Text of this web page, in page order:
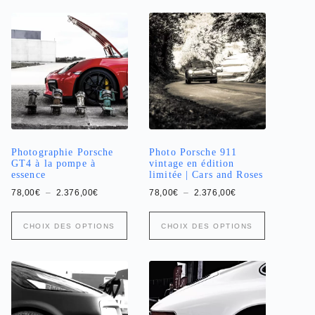
Photographie Porsche
GT4 à la pompe à
essence
78,00€ – 2.376,00€Plage
prix :
78,00€
à
2.376,00€
CHOIX DES OPTIONS
produit
a
variations.
Les
options
peuvent
Photo Porsche 911
vintage en édition
limitée | Cars and Roses
78,00€ – 2.376,00€
prix :
78,00€
à
2.376,00€
CHOIX DES OPTIONS
produit
a
variations.
Les
options
peuvent